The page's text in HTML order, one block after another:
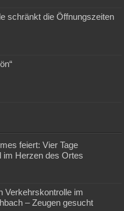
schränkt die Öffnungszeiten
feiert: Vier Tage
im Herzen des Ortes
Verkehrskontrolle im
– Zeugen gesucht